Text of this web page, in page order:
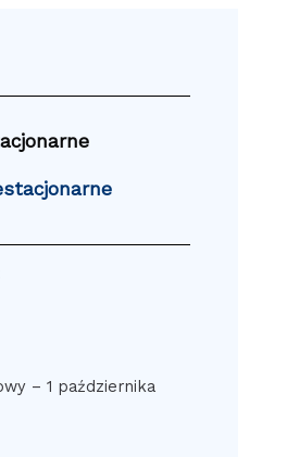
– 1 października